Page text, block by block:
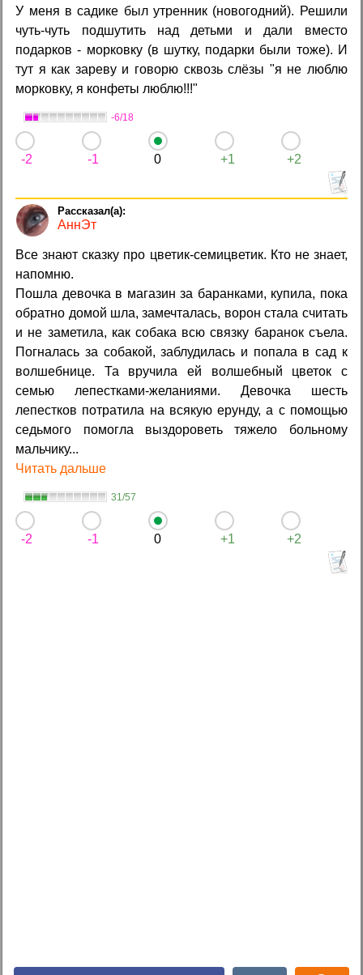
У меня в садике был утренник (новогодний). Решили
чуть-чуть подшутить над детьми и дали вместо
подарков - морковку (в шутку, подарки были тоже). И
тут я как зареву и говорю сквозь слёзы "я не люблю
морковку, я конфеты люблю!!!"
-6/18
-2 -1 0 +1 +2
АннЭт
Все знают сказку про цветик-семицветик. Кто не знает,
напомню.
Пошла девочка в магазин за баранками, купила, пока
обратно домой шла, замечталась, ворон стала считать
и не заметила, как собака всю связку баранок съела.
Погналась за собакой, заблудилась и попала в сад к
волшебнице. Та вручила ей волшебный цветок с
семью лепестками-желаниями. Девочка шесть
лепестков потратила на всякую ерунду, а с помощью
седьмого помогла выздороветь тяжело больному
мальчику...
Читать дальше
31/57
-2 -1 0 +1 +2